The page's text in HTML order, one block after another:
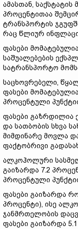
ამასთან, საქსტატის
პროცენტითაა
ტრანსპორტის
რაც წლიურ
ფასები
საშუალებების
სატრანსპორტო
საცხოვრებელი,
ფასები
პროცენტული
ფასები გაზრდილია
და სათბობის სხვა
მიმდინარე მოვლა
ფაქტობრივი
ალკოჰოლური
გაიზარდა 7.2
პროცენტული
ფასები გაიზარდა
პროცენტი), ისე
ჯანმრთელობის
ფასები გაიზარდა